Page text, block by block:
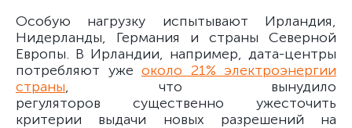
Особую нагрузку испытывают Ирландия,
Нидерланды, Германия и страны Северной
Европы. В Ирландии, например, дата-центры
потребляют уже около 21% электроэнергии
страны, что вынудило
регуляторов существенно ужесточить
критерии выдачи новых разрешений на